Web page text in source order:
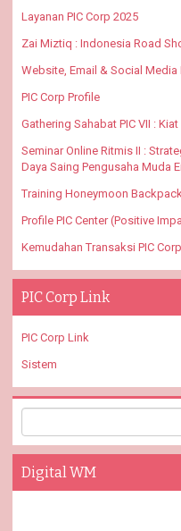
Layanan PIC Corp 2025
Zai Miztiq : Indonesia Road
Website, Email & Social Media
PIC Corp Profile
Gathering Sahabat PIC VII :
Seminar Online Ritmis II :
Daya Saing Pengusaha Muda
Training Honeymoon
Profile PIC Center (Positive
Kemudahan Transaksi PIC Corp
PIC Corp Link
PIC Corp Link
Sistem
Digital WM